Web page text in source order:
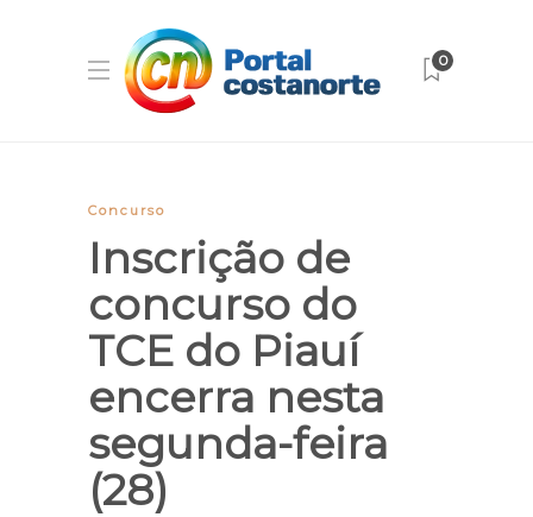
0
Concurso
Inscrição de
concurso do
TCE do Piauí
encerra nesta
segunda-feira
(28)